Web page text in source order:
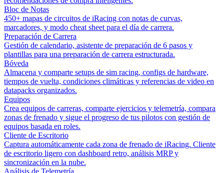
Bloc de Notas
450+ mapas de circuitos de iRacing con notas de curvas,
marcadores, y modo cheat sheet para el día de carrera.
Preparación de Carrera
Gestión de calendario, asistente de preparación de 6 pasos y
plantillas para una preparación de carrera estructurada.
Bóveda
Almacena y comparte setups de sim racing, configs de hardware,
tiempos de vuelta, condiciones climáticas y referencias de video en
datapacks organizados.
Equipos
Crea equipos de carreras, comparte ejercicios y telemetría, compara
zonas de frenado y sigue el progreso de tus pilotos con gestión de
equipos basada en roles.
Cliente de Escritorio
Captura automáticamente cada zona de frenado de iRacing. Cliente
de escritorio ligero con dashboard retro, análisis MRP y
sincronización en la nube.
Análisis de Telemetría